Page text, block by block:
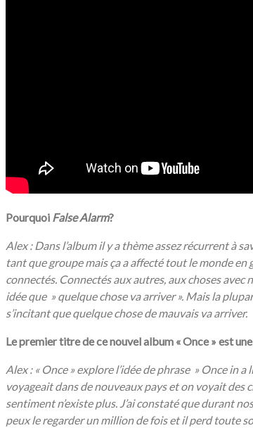
Pourquoi False Alarm?
Alex : Dans l’album il y a thème assez récurrent à
tant que groupe mais ça a affecté tout le monde
connectés. Connectés aux autres, aux choses
idée que » quelque chose va arriver ». Mais la
s’incitant que quelque chose de mauvais va arriver.
Le premier titre de ce nouvel album « Once » est
Alex : « Once » explore l’idée de phrase » Once in
voyageait dans de nouveaux pays et on voyait des
sentiment n’existe plus. J’ai constaté que durant
peux le regarder un million de fois et il perd toute